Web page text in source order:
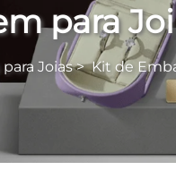
para
para Joias>Kit de